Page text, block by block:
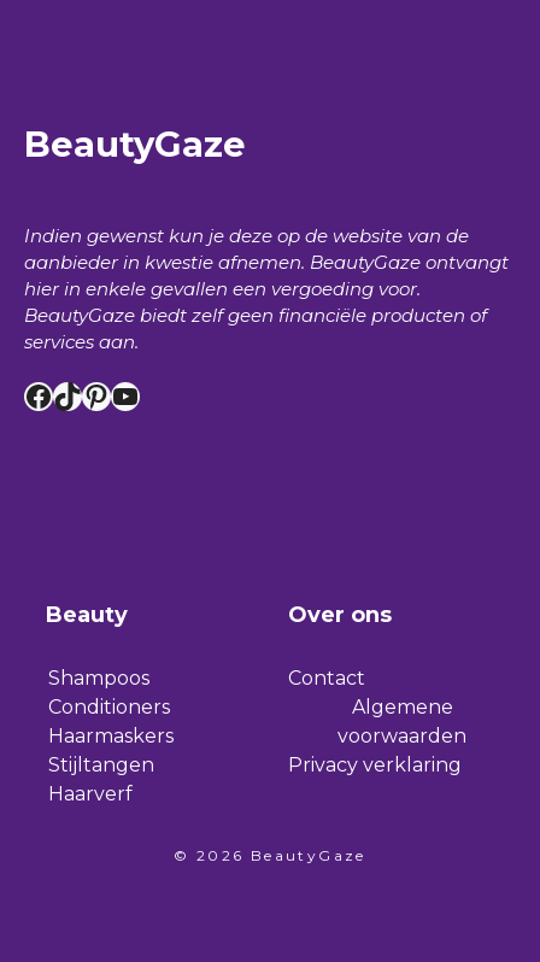
BeautyGaze
Indien gewenst kun je deze op de website van de
aanbieder in kwestie afnemen. BeautyGaze ontvangt
hier in enkele gevallen een vergoeding voor.
BeautyGaze biedt zelf geen financiële producten of
services aan.
Facebook
TikTok
Pinterest
YouTube
Beauty
Shampoos
Conditioners
Haarmaskers
Stijltangen
Haarverf
Over ons
Contact
Algemene
voorwaarden
Privacy verklaring
© 2026 BeautyGaze